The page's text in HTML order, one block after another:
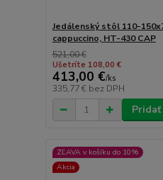
Jedálenský stôl 110-
cappuccino, HT-430 CAP
521,00 €
Ušetríte 108,00 €
413,00 €/ks
335,77 € bez DPH
ZĽAVA v košíku do 10%
Akcia